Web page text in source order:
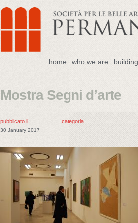
home who we are building
Mostra Segni d’arte
pubblicato il
30 January 2017
categoria